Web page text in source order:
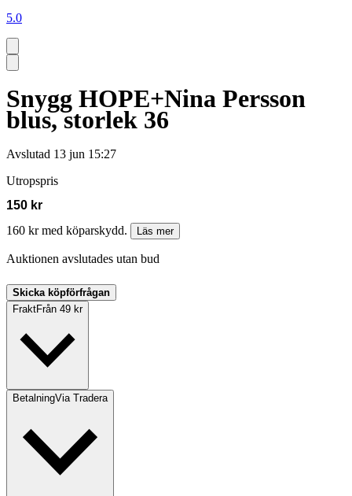
5.0
Snygg HOPE+Nina Persson
blus, storlek 36
Avslutad 13 jun 15:27
Utropspris
150 kr
160 kr med köparskydd.
Läs mer
Auktionen avslutades utan bud
Skicka köpförfrågan
FraktFrån 49 kr
BetalningVia Tradera